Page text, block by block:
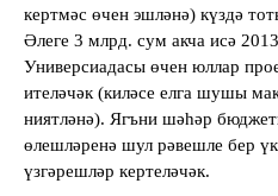
кертмәс өчен эшләнә) күздә
Әлеге 3 млрд. сум акча исә
Универсиадасы өчен юллар
ителәчәк (киләсе елга шушы
ниятләнә). Ягъни шәһәр
өлешләренә шул рәвешле бер
үзгәрешләр кертеләчәк.